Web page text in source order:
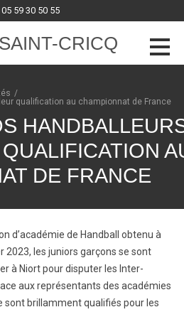
05 59 30 50 55
CRICQ
/
qualification au championnat de France
DE FRANCE
d’académie de Handball obtenu à
2023, les juniors garçons se sont
à Niort pour disputer les Inter-
aux représentants des académies
sont brillamment qualifiés pour les